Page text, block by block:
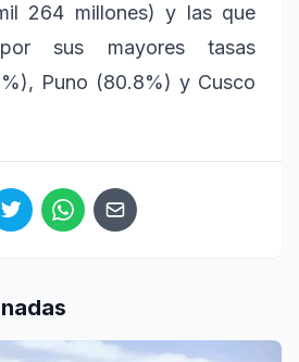
264 millones) y las que
por sus mayores tasas
Puno (80.8%) y Cusco